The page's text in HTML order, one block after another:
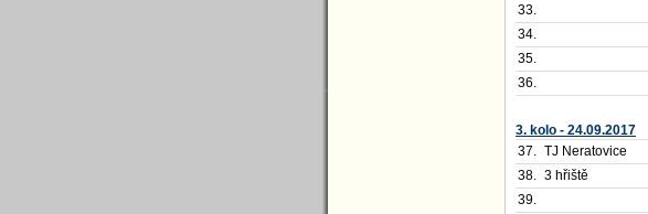
33.
34.
35.
36.
3. kolo - 24.09.2017
37. TJ Neratovice
38. 3 hřiště
39.